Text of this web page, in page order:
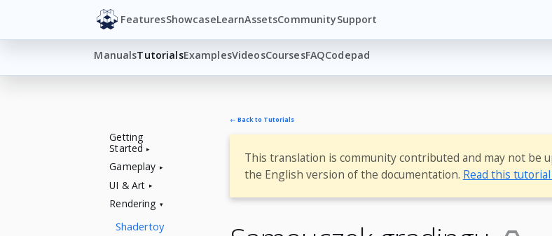
FeaturesShowcaseLearnAssetsCommunitySupport
ManualsTutorialsExamplesVideosCoursesFAQCodepad
Getting
Started
Gameplay
UI & Art
Rendering
Shadertoy
← Back to Tutorials
This translation is community contributed and may not be
the English version of the documentation. Read this